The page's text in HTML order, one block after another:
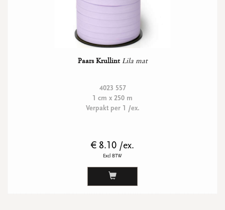
Paars Krullint Lila mat
4023 557
1 cm x 250 m
Verpakt per 1 /ex.
€ 8.10 /ex.
Excl BTW